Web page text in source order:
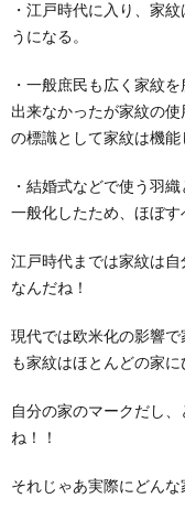
・江戸時代に入り、家
うになる。
・一般庶民も広く家紋
出来なかったが家紋の
の標識として家紋は機能
・結婚式などで使う羽
一般化したため、ほぼす
江戸時代までは家紋は
なんだね！
現代では欧米化の影響
も家紋はほとんどの家
自分の家のマークだし
ね！！
それじゃあ実際にどん